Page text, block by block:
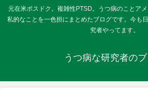
元在米ポスドク。複雑性PTSD。うつ病のことア
私的なことを一色担にまとめたブログです。今も
究者やってます。
うつ病な研究者の